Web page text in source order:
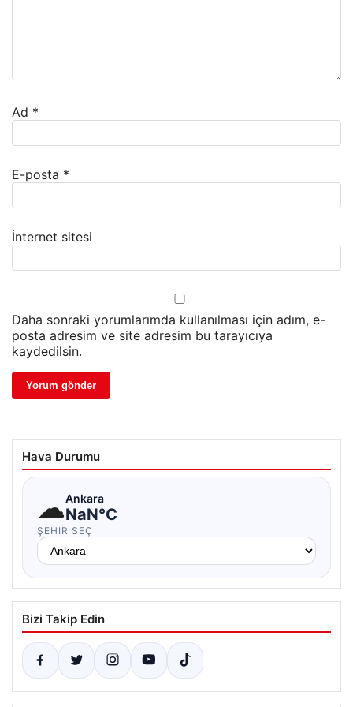
Ad *
E-posta *
İnternet sitesi
Daha sonraki yorumlarımda kullanılması için adım, e-
posta adresim ve site adresim bu tarayıcıya
kaydedilsin.
Hava Durumu
☁Ankara
NaN°C
ŞEHIR SEÇ
Bizi Takip Edin